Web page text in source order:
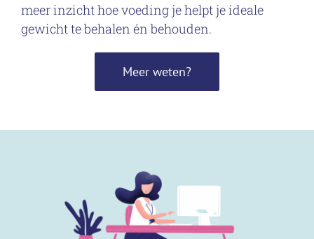
meer inzicht hoe voeding je helpt je ideale
gewicht te behalen én behouden.
Meer weten?